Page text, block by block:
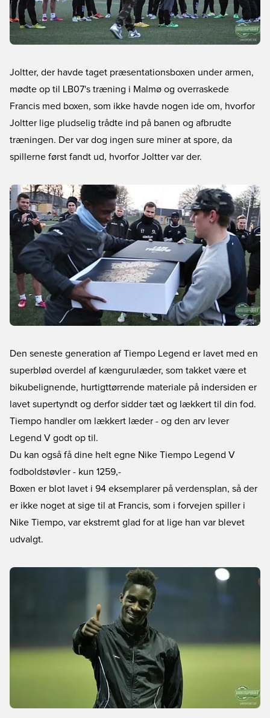
Joltter, der havde taget præsentationsboxen under armen,
mødte op til LB07's træning i Malmø og overraskede
Francis med boxen, som ikke havde nogen ide om, hvorfor
Joltter lige pludselig trådte ind på banen og afbrudte
træningen. Der var dog ingen sure miner at spore, da
spillerne først fandt ud, hvorfor Joltter var der.
Den seneste generation af Tiempo Legend er lavet med en
superblød overdel af kængurulæder, som takket være et
bikubelignende, hurtigttørrende materiale på indersiden er
lavet supertyndt og derfor sidder tæt og lækkert til din fod.
Tiempo handler om lækkert læder - og den arv lever
Legend V godt op til.
Du kan også få dine helt egne Nike Tiempo Legend V
fodboldstøvler - kun 1259,-
Boxen er blot lavet i 94 eksemplarer på verdensplan, så der
er ikke noget at sige til at Francis, som i forvejen spiller i
Nike Tiempo, var ekstremt glad for at lige han var blevet
udvalgt.